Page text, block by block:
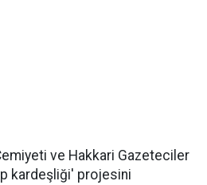
ve Hakkari Gazeteciler
kardeşliği' projesini